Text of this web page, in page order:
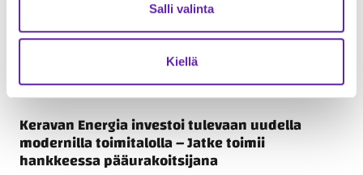
Salli valinta
Kiellä
Keravan Energia investoi tulevaan uudella
modernilla toimitalolla – Jatke toimii
hankkeessa pääurakoitsijana